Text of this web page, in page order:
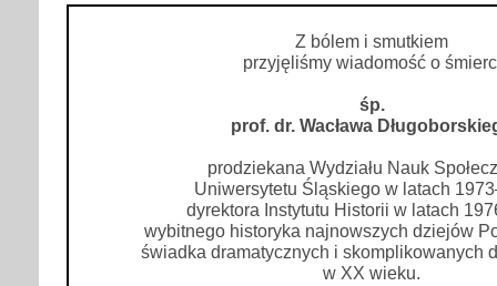
Z bólem i smutkiem
przyjęliśmy wiadomość o
śp.
prof. dr. Wacława
prodziekana Wydziału Nauk
Uniwersytetu Śląskiego w latach
dyrektora Instytutu Historii w latach
wybitnego historyka najnowszych dziejów
świadka dramatycznych i skomplikowanych
w XX wieku.